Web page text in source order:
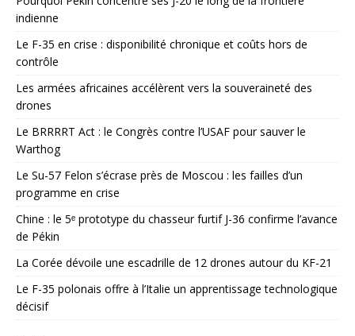
indienne
Le F-35 en crise : disponibilité chronique et coûts hors de
contrôle
Les armées africaines accélèrent vers la souveraineté des
drones
Le BRRRRT Act : le Congrès contre l’USAF pour sauver le
Warthog
Le Su-57 Felon s’écrase près de Moscou : les failles d’un
programme en crise
Chine : le 5ᵉ prototype du chasseur furtif J-36 confirme l’avance
de Pékin
La Corée dévoile une escadrille de 12 drones autour du KF-21
Le F-35 polonais offre à l’Italie un apprentissage technologique
décisif